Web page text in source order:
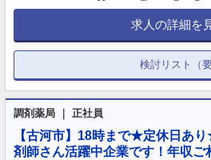
求人の詳細を
検討リスト（
調剤薬局 ｜ 正社員
【古河市】18時まで★定休日あ
剤師さん活躍中企業です！年収ご